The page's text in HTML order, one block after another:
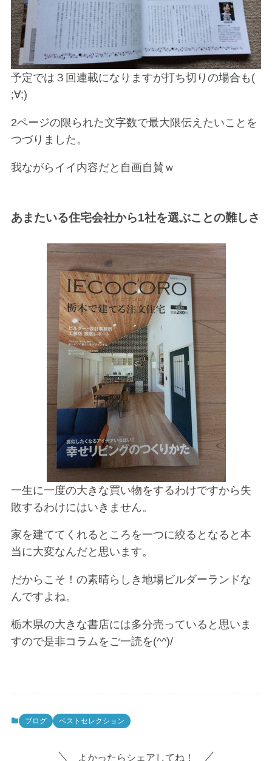
予定では３回連載になりますが打ち切りの場合も(
;∀;)
2ページの限られた文字数で最大限伝えたいことを
つづりました。
我ながらイイ内容だと自画自賛ｗ
あまたいる住宅会社から1社を選ぶことの難しさ
一生に一度の大きな買い物をするわけですから失
敗するわけにはいきません。
家を建ててくれるところを一つに絞るとなると本
当に大変なんだと思います。
だからこそ！の素晴らしき地場ビルダーランドな
んですよね。
栃木県の大きな書店には多分売っていると思いま
すので是非コラムをご一読を(^^)/
ブログ ベストセレクション
よかったらシェアしてね！